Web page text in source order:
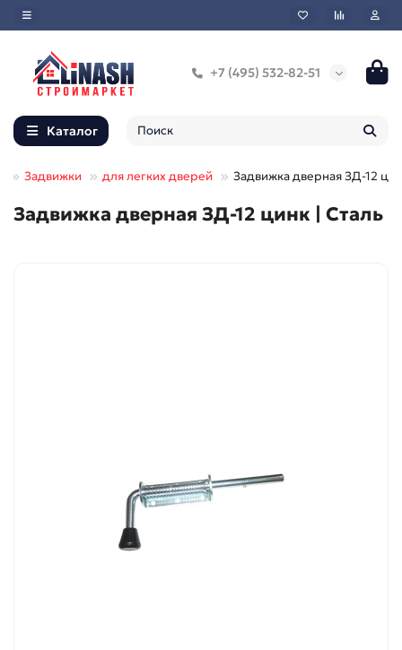
+7 (495) 532-82-51
Каталог
Задвижки для легких дверей Задвижка дверная ЗД-12
Задвижка дверная ЗД-12 цинк | Сталь